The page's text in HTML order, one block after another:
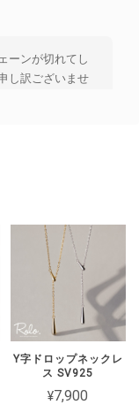
ーンが切れてし
し訳ございませ
せよりご連絡い
ラッピング ivory
とお揃いで買ったの
Y字ドロップネックレ
ス SV925
¥7,900